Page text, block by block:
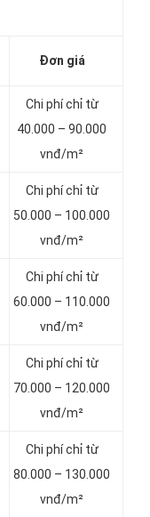
Đơn giá
Chi phí chỉ từ
40.000 – 90.000
vnđ/m²
Chi phí chỉ từ
50.000 – 100.000
vnđ/m²
Chi phí chỉ từ
60.000 – 110.000
vnđ/m²
Chi phí chỉ từ
70.000 – 120.000
vnđ/m²
Chi phí chỉ từ
80.000 – 130.000
vnđ/m²